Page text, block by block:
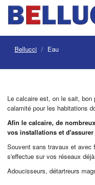
Bellucci Eau
Le calcaire est, on le sait,
calamité pour les habitations
Afin le calcaire, de
vos installations et
Souvent sans travaux et avec
s'effectue sur vos réseaux
Adoucisseurs, détartreurs